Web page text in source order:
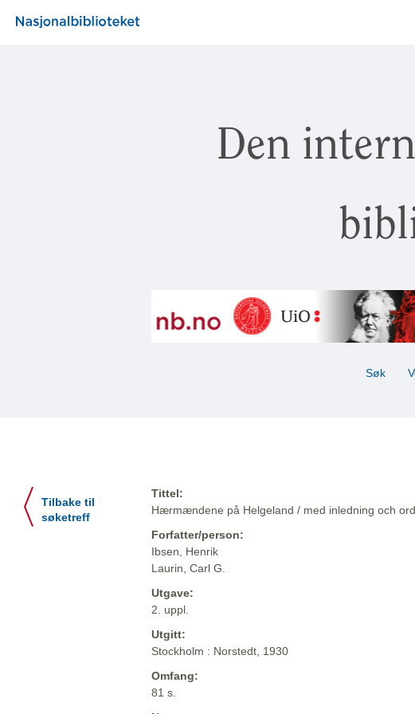
Den
Søk
Tilbake til
søketreff
Tittel:
Hærmændene på Helgeland / med inledning och
Forfatter/person:
Ibsen, Henrik
Laurin, Carl G.
Utgave:
2. uppl.
Utgitt:
Stockholm : Norstedt, 1930
Omfang:
81 s.